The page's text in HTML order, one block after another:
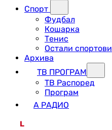
Спорт
Фудбал
Кошарка
Тенис
Остали спортови
Архива
ТВ ПРОГРАМ
ТВ Распоред
Програм
А РАДИО
L